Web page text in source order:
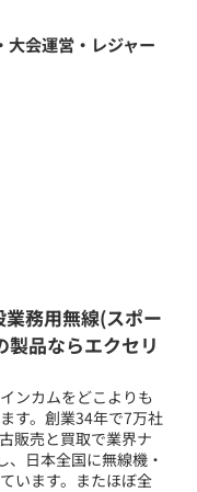
大会運営・レジャー
務用無線(スポー
製品ならエクセリ
ンカムをどこよりも
す。創業34年で7万社
販売と買取で業界ナ
、日本全国に無線機・
います。またほぼ全